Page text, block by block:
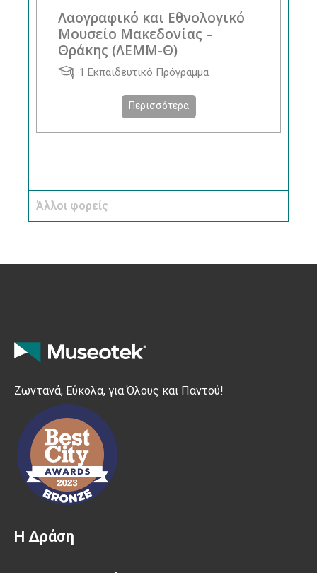
Λαογραφικό και Εθνολογικό
Μουσείο Μακεδονίας –
Θράκης (ΛΕΜΜ-Θ)
1 Εκπαιδευτικό Πρόγραμμα
Περισσότερα
Άλλοι φορείς
Ζωντανά, Εύκολα, για Όλους και Παντού!
Η Δράση